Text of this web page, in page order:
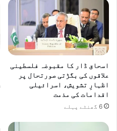
ل
ی
ب
پ
خ
ت
و
خ
اسحاق ڈار کا مقبوضہ فلسطینی
علاقوں کی بگڑتی صورتحال پر
اظہارِ تشویش، اسرائیلی
اقدامات کی مذمت
6 گھنٹے پہلے